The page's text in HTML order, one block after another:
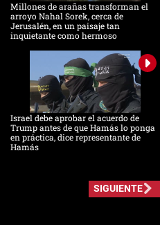
Millones de arañas transforman el
arroyo Nahal Sorek, cerca de
Jerusalén, en un paisaje tan
inquietante como hermoso
Israel debe aprobar el acuerdo de
Trump antes de que Hamás lo ponga
en práctica, dice representante de
Hamás
SIGUIENTE